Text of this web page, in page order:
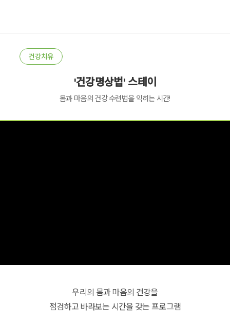
건강치유
'건강명상법' 스테이
몸과 마음의 건강 수련법을 익히는 시간!
우리의 몸과 마음의 건강을
점검하고 바라보는 시간을 갖는 프로그램